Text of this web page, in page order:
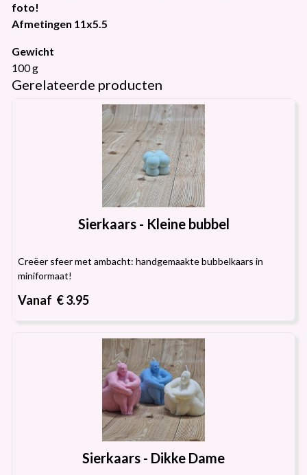
foto!
Afmetingen 11x5.5
Gewicht
100 g
Gerelateerde producten
Sierkaars - Kleine bubbel
Creëer sfeer met ambacht: handgemaakte bubbelkaars in
miniformaat!
Vanaf € 3.95
Sierkaars - Dikke Dame